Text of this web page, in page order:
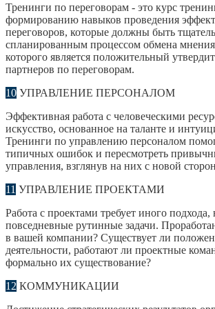
Тренинги по переговорам - это курс
формированию навыков проведения
переговоров, которые должны быть
спланированным процессом обмена
которого является положительный
партнеров по переговорам.
10 УПРАВЛЕНИЕ ПЕРСОНАЛОМ
Эффективная работа с человеческими
искусство, основанное на таланте и
Тренинги по управлению персоналом
типичных ошибок и пересмотреть
управления, взглянув на них с новой
11 УПРАВЛЕНИЕ ПРОЕКТАМИ
Работа с проектами требует иного подхода,
повседневные рутинные задачи.
в вашей компании? Существует ли
деятельности, работают ли проектные
формально их существование?
12 КОММУНИКАЦИИ